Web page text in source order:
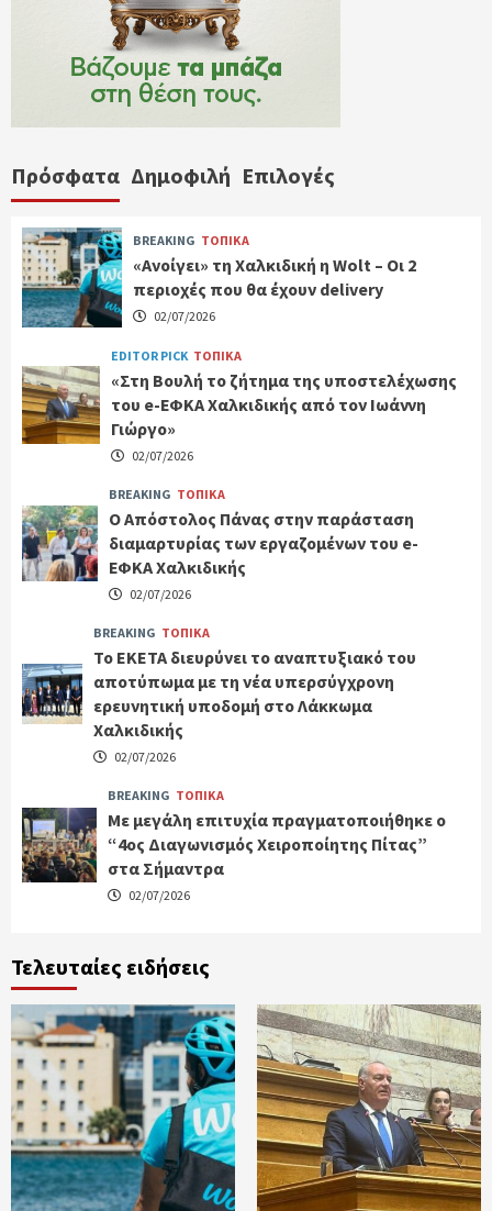
Πρόσφατα Δημοφιλή Επιλογές
BREAKING ΤΟΠΙΚΑ
«Ανοίγει» τη Χαλκιδική η Wolt – Οι 2
περιοχές που θα έχουν delivery
02/07/2026
EDITOR PICK ΤΟΠΙΚΑ
«Στη Βουλή το ζήτημα της υποστελέχωσης
του e-ΕΦΚΑ Χαλκιδικής από τον Ιωάννη
Γιώργο»
02/07/2026
BREAKING ΤΟΠΙΚΑ
Ο Απόστολος Πάνας στην παράσταση
διαμαρτυρίας των εργαζομένων του e-
ΕΦΚΑ Χαλκιδικής
02/07/2026
BREAKING ΤΟΠΙΚΑ
Το ΕΚΕΤΑ διευρύνει το αναπτυξιακό του
αποτύπωμα με τη νέα υπερσύγχρονη
ερευνητική υποδομή στο Λάκκωμα
Χαλκιδικής
02/07/2026
BREAKING ΤΟΠΙΚΑ
Με μεγάλη επιτυχία πραγματοποιήθηκε ο
“4ος Διαγωνισμός Χειροποίητης Πίτας”
στα Σήμαντρα
02/07/2026
Τελευταίες ειδήσεις